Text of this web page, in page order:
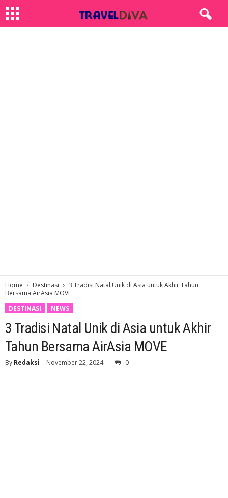
Home Destinasi
3 Tradisi Natal Unik di Asia untuk Akhir Tahun
Bersama AirAsia MOVE
DESTINASI
NEWS
3 Tradisi Natal Unik di Asia untuk Akhir
Tahun Bersama AirAsia MOVE
By Redaksi - November 22, 2024 0